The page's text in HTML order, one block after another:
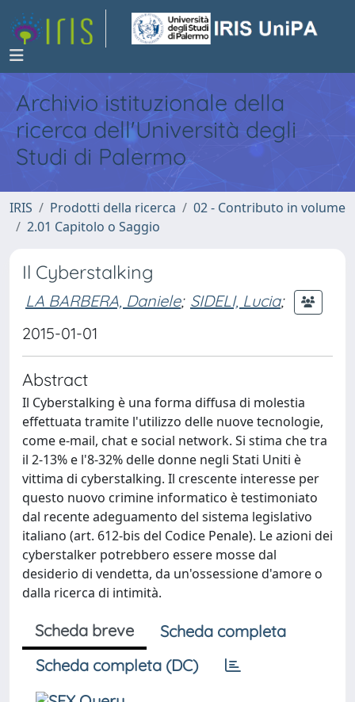
Archivio istituzionale della
ricerca dell'Università degli
Studi di Palermo
IRIS Prodotti della ricerca
02 - Contributo in volume
2.01 Capitolo o Saggio
Il Cyberstalking
LA BARBERA, Daniele; SIDELI, Lucia;
2015-01-01
Abstract
Il Cyberstalking è una forma diffusa di molestia
effettuata tramite l'utilizzo delle nuove tecnologie,
come e-mail, chat e social network. Si stima che tra
il 2-13% e l'8-32% delle donne negli Stati Uniti è
vittima di cyberstalking. Il crescente interesse per
questo nuovo crimine informatico è testimoniato
dal recente adeguamento del sistema legislativo
italiano (art. 612-bis del Codice Penale). Le azioni dei
cyberstalker potrebbero essere mosse dal
desiderio di vendetta, da un'ossessione d'amore o
dalla ricerca di intimità.
Scheda breve
Scheda completa
Scheda completa (DC)